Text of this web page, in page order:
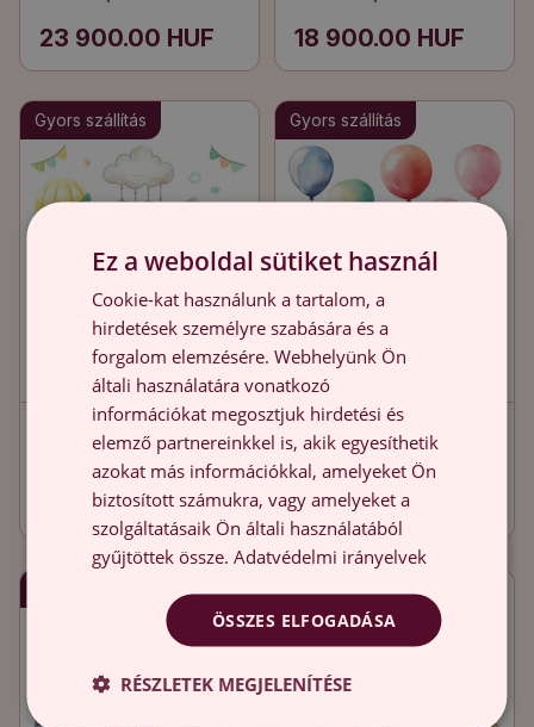
23 900.00 HUF 18 900.00 HUF
Gyors szállítás
Falmatricák
babaszobába 80x143
pasztellben
18 900.00 HUF
Gyors szállítás
Falmatricák
babaszobába 80x93
Finom dekorációk színes
lufikkal
18 900.00 HUF
Ez a weboldal sütiket használ
Cookie-kat használunk a tartalom, a
hirdetések személyre szabására és a
forgalom elemzésére. Webhelyünk Ön
általi használatára vonatkozó
információkat megosztjuk hirdetési és
elemző partnereinkkel is, akik egyesíthetik
azokat más információkkal, amelyeket Ön
biztosított számukra, vagy amelyeket a
szolgáltatásaik Ön általi használatából
gyűjtöttek össze.Adatvédelmi irányelvek
ÖSSZES ELFOGADÁSA
RÉSZLETEK MEGJELENÍTÉSE